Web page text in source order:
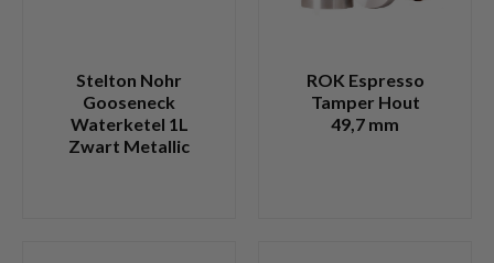
Stelton Nohr
Gooseneck
Waterketel 1L
Zwart Metallic
ROK Espresso
Tamper Hout
49,7 mm